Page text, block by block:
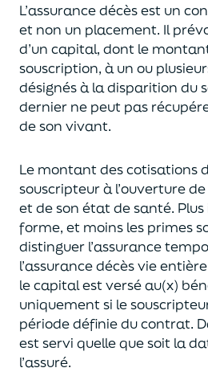
L’assurance décès est un
et non un placement. Il
d’un capital, dont le
souscription, à un ou
désignés à la disparition du
dernier ne peut pas réc
de son vivant.
Le montant des cotisations
souscripteur à l’ouverture
et de son état de santé.
forme, et moins les primes s
distinguer l’assurance
l’assurancedécèsvie
le capital estversé au(x)
uniquementsi le
période définie du contrat.
est servi quelle que soit la
l’assuré.